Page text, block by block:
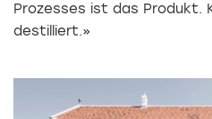
Prozesses ist das Produkt.
destilliert.»